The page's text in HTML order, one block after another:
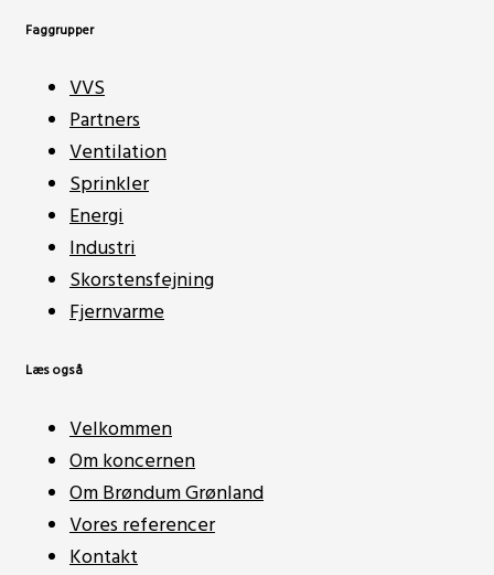
Faggrupper
VVS
Partners
Ventilation
Sprinkler
Energi
Industri
Skorstensfejning
Fjernvarme
Læs også
Velkommen
Om koncernen
Om Brøndum Grønland
Vores referencer
Kontakt